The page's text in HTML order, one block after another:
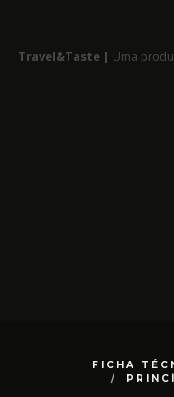
Travel&Taste | Uma
FICHA